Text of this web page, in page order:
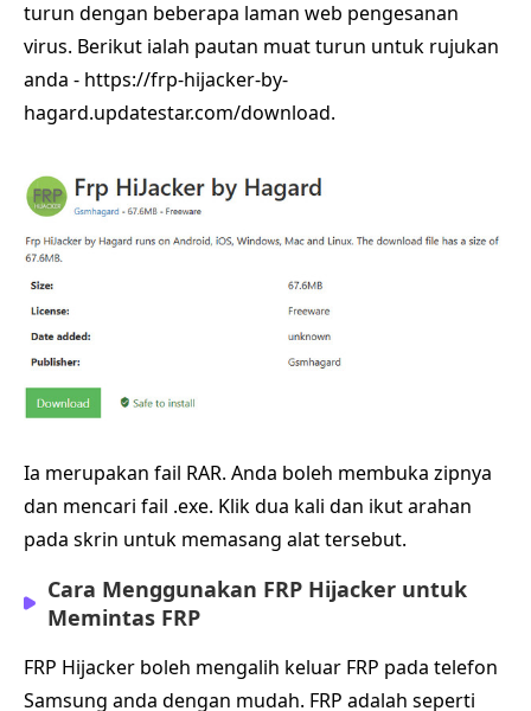
turun dengan beberapa laman web pengesanan
virus. Berikut ialah pautan muat turun untuk rujukan
anda - https://frp-hijacker-by-
hagard.updatestar.com/download.
Ia merupakan fail RAR. Anda boleh membuka zipnya
dan mencari fail .exe. Klik dua kali dan ikut arahan
pada skrin untuk memasang alat tersebut.
Cara Menggunakan FRP Hijacker untuk
Memintas FRP
FRP Hijacker boleh mengalih keluar FRP pada telefon
Samsung anda dengan mudah. FRP adalah seperti